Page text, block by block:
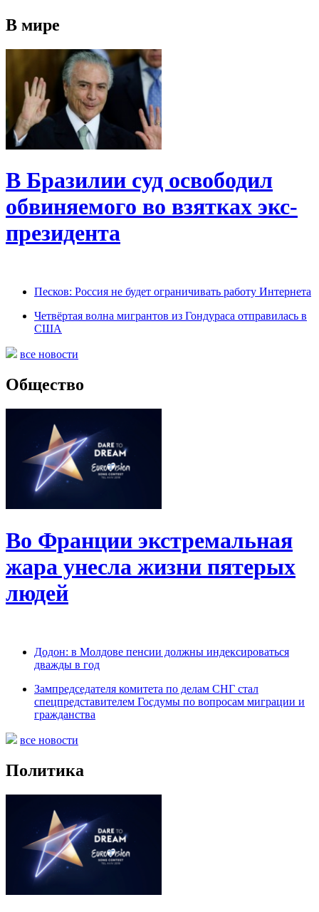
В мире
В Бразилии суд освободил
обвиняемого во взятках экс-
президента
Песков: Россия не будет ограничивать работу Интернета
Четвёртая волна мигрантов из Гондураса отправилась в
США
все новости
Общество
Во Франции экстремальная
жара унесла жизни пятерых
людей
Додон: в Молдове пенсии должны индексироваться
дважды в год
Зампредседателя комитета по делам СНГ стал
спецпредставителем Госдумы по вопросам миграции и
гражданства
все новости
Политика